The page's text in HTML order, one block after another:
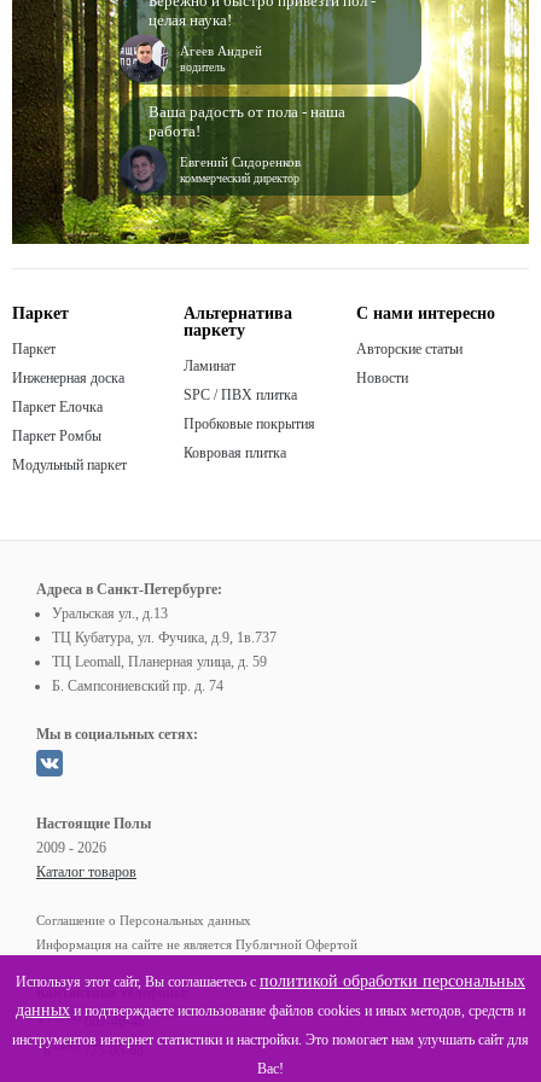
целая наука!
Агеев Андрей
водитель
Ваша радость от пола - наша
работа!
Евгений Сидоренков
коммерческий директор
Паркет
Паркет
Инженерная доска
Паркет Елочка
Паркет Ромбы
Модульный паркет
Альтернатива
паркету
Ламинат
SPC / ПВХ плитка
Пробковые покрытия
Ковровая плитка
С нами интересно
Авторские статьи
Новости
Адреса в Санкт-Петербурге:
Уральская ул., д.13
ТЦ Кубатура, ул. Фучика, д.9, 1в.737
ТЦ Leomall, Планерная улица, д. 59
Б. Сампсониевский пр. д. 74
Мы в социальных сетях:
Настоящие Полы
2009 - 2026
Каталог товаров
Соглашение о Персональных данных
Информация на сайте не является Публичной Офертой
Контактные телефоны:
+7(812)
602-40-48
8 (800) 775-05-68
Используя этот сайт, Вы соглашаетесь с политикой обработки персональных
данных и подтверждаете использование файлов cookies и иных методов, средств и
инструментов интернет статистики и настройки. Это помогает нам улучшать сайт для
Вас!